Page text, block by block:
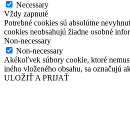
Necessary
Vždy zapnuté
Potrebné cookies sú absolútne
cookies neobsahujú žiadne osobné
Non-necessary
Non-necessary
Akékoľvek súbory cookie, ktoré
iného vloženého obsahu, sa označujú
ULOŽIŤ A PRIJAŤ